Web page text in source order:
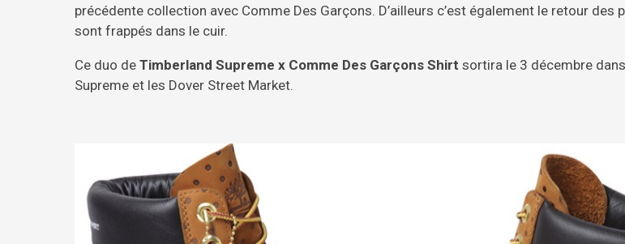
précédente collection avec Comme Des Garçons. D’ailleurs c’est également le retour des
sont frappés dans le cuir.
Ce duo de Timberland Supreme x Comme Des Garçons Shirt sortira le 3 décembre
Supreme et les Dover Street Market.